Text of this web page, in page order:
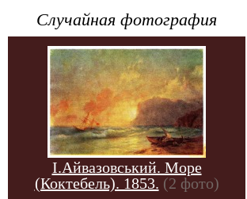
Случайная фотография
І.Айвазовський. Море
(Коктебель). 1853. (2 фото)